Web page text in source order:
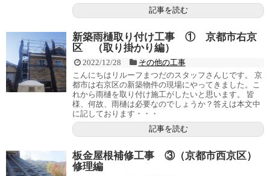
記事を読む
新築雨樋取り付け工事 ① 京都市右京
区 （取り掛かり編）
2022/12/28
その他の工事
こんにちはリルーフまつだのスタッフさんじです。 京
都市は右京区の新築物件の現場にやってきました。こ
れから雨樋を取り付け施工がしたいと思います。 皆
様、何故、雨樋は必要なのでしょうか？答えは本文中
に記しております・・・
記事を読む
板金屋根補修工事 ③（京都市西京区）
修理編